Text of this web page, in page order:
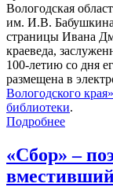
Вологодская
им. И.В. Бабушкина
страницы Ивана
краеведа,
100‑летию со дня
размещена в
Вологодского края»
библиотеки.
Подробнее
«Сбор» –